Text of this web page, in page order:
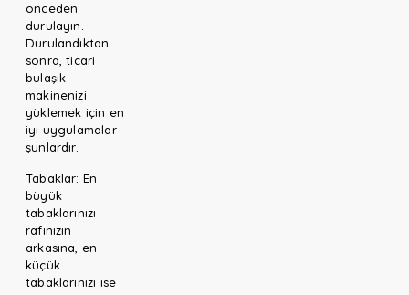
önceden
durulayın.
Durulandıktan
sonra, ticari
bulaşık
makinenizi
yüklemek için en
iyi uygulamalar
şunlardır.
Tabaklar: En
büyük
tabaklarınızı
rafınızın
arkasına, en
küçük
tabaklarınızı ise